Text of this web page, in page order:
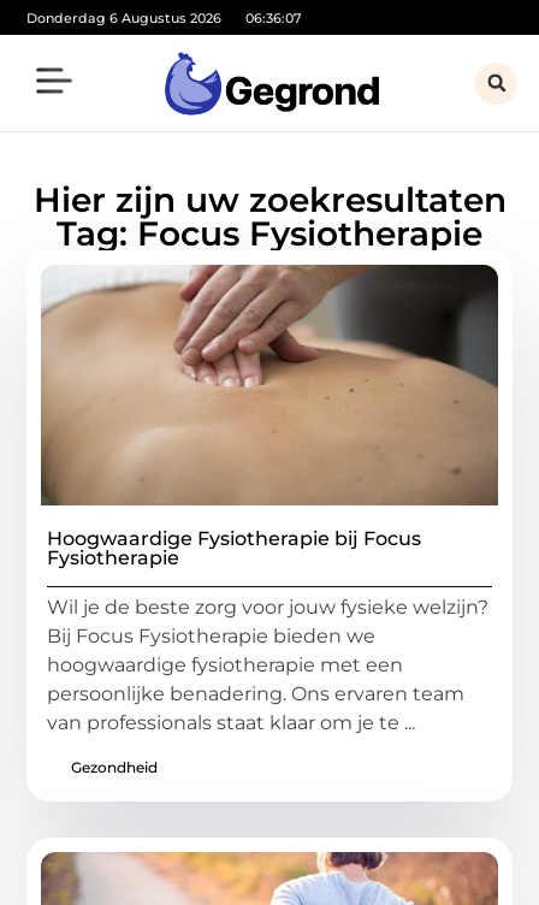
Donderdag 6 Augustus 2026 06:36:07
Hier zijn uw zoekresultaten
Tag: Focus Fysiotherapie
Hoogwaardige Fysiotherapie bij Focus
Fysiotherapie
Wil je de beste zorg voor jouw fysieke welzijn?
Bij Focus Fysiotherapie bieden we
hoogwaardige fysiotherapie met een
persoonlijke benadering. Ons ervaren team
van professionals staat klaar om je te ...
Gezondheid